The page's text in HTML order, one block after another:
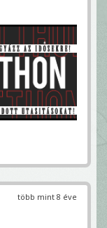
több mint 8 éve